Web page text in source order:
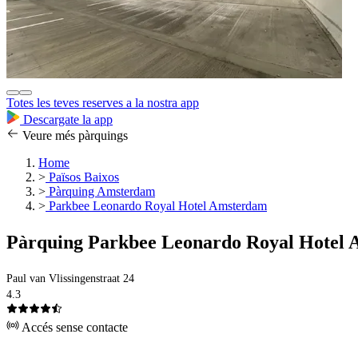
Totes les teves reserves a la nostra app
Descargate la app
Veure més pàrquings
Home
> Països Baixos
> Pàrquing Amsterdam
> Parkbee Leonardo Royal Hotel Amsterdam
Pàrquing Parkbee Leonardo Royal Hotel
Paul van Vlissingenstraat 24
4.3
Accés sense contacte